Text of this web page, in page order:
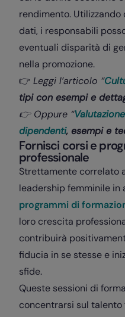
rendimento.
dati, i responsabili
eventuali disparità di
nella promozione.
👉 Leggi l’articolo “
tipi con esempi e
👉 Oppure “
dipendenti, esempi e
Fornisci corsi e
professionale
Strettamente correlato
leadership femminile in
programmi di
loro crescita
contribuirà
fiducia in se stesse e
sfide.
Queste sessioni di
concentrarsi sul